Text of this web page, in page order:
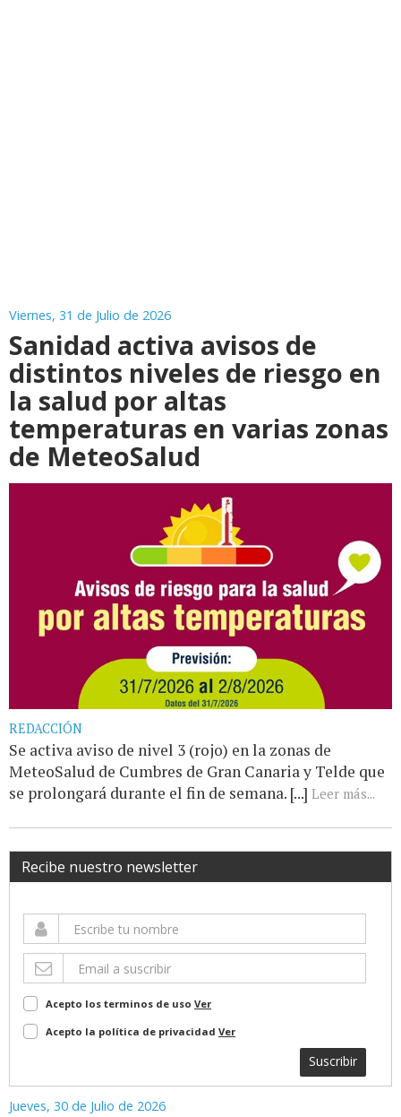
Viernes, 31 de Julio de 2026
Sanidad activa avisos de
distintos niveles de riesgo en
la salud por altas
temperaturas en varias zonas
de MeteoSalud
REDACCIÓN
Se activa aviso de nivel 3 (rojo) en la zonas de
MeteoSalud de Cumbres de Gran Canaria y Telde que
se prolongará durante el fin de semana. [...] Leer más...
Recibe nuestro newsletter
Acepto los terminos de uso Ver
Acepto la política de privacidad Ver
Suscribir
Jueves, 30 de Julio de 2026